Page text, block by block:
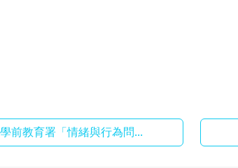
前教育署「情緒與行為問...